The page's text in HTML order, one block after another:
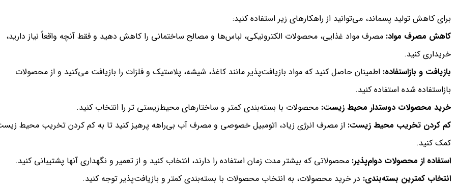
برای کاهش تولید پسماند، می‌توانید از راهکارهای زیر استفاده کنید:
کاهش مصرف مواد: مصرف مواد غذایی، محصولات الکترونیکی، لباس‌ها و مصالح ساختمانی را کاهش دهید و فقط آنچه واقعاً نیاز دارید،
خریداری کنید.
بازیافت و بازاستفاده: اطمینان حاصل کنید که مواد بازیافت‌پذیر مانند کاغذ، شیشه، پلاستیک و فلزات را بازیافت می‌کنید و از محصولات
بازاستفاده شده استفاده کنید.
خرید محصولات دوستدار محیط زیست: محصولات با بسته‌بندی کمتر و ساختارهای محیط‌زیستی تر را انتخاب کنید.
کم کردن تخریب محیط زیست: از مصرف انرژی زیاد، اتومبیل خصوصی و مصرف آب بی‌راهه پرهیز کنید تا به کم کردن تخریب محیط
کمک کنید.
استفاده از محصولات دوام‌پذیر: محصولاتی که بیشتر مدت زمان استفاده را دارند، انتخاب کنید و از تعمیر و نگهداری آنها پشتیبانی کنید.
انتخاب کمترین بسته‌بندی: در خرید محصولات، به انتخاب محصولات با بسته‌بندی کمتر و بازیافت‌پذیر توجه کنید.